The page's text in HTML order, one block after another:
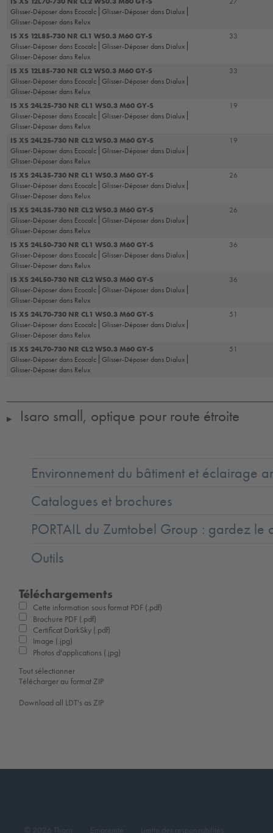
Glisser-Déposer dans Ecocalc Glisser-Déposer dans Dialux
Glisser-Déposer dans Relux
IS XS 12L85-730 NR CL1 WS0.3 M60 GY-S
Glisser-Déposer dans Ecocalc Glisser-Déposer dans Dialux
Glisser-Déposer dans Relux
33
IS XS 12L85-730 NR CL2 WS0.3 M60 GY-S
Glisser-Déposer dans Ecocalc Glisser-Déposer dans Dialux
Glisser-Déposer dans Relux
33
IS XS 24L25-730 NR CL1 WS0.3 M60 GY-S
Glisser-Déposer dans Ecocalc Glisser-Déposer dans Dialux
Glisser-Déposer dans Relux
19
IS XS 24L25-730 NR CL2 WS0.3 M60 GY-S
Glisser-Déposer dans Ecocalc Glisser-Déposer dans Dialux
Glisser-Déposer dans Relux
19
IS XS 24L35-730 NR CL1 WS0.3 M60 GY-S
Glisser-Déposer dans Ecocalc Glisser-Déposer dans Dialux
Glisser-Déposer dans Relux
26
IS XS 24L35-730 NR CL2 WS0.3 M60 GY-S
Glisser-Déposer dans Ecocalc Glisser-Déposer dans Dialux
Glisser-Déposer dans Relux
26
IS XS 24L50-730 NR CL1 WS0.3 M60 GY-S
Glisser-Déposer dans Ecocalc Glisser-Déposer dans Dialux
Glisser-Déposer dans Relux
36
IS XS 24L50-730 NR CL2 WS0.3 M60 GY-S
Glisser-Déposer dans Ecocalc Glisser-Déposer dans Dialux
Glisser-Déposer dans Relux
36
IS XS 24L70-730 NR CL1 WS0.3 M60 GY-S
Glisser-Déposer dans Ecocalc Glisser-Déposer dans Dialux
Glisser-Déposer dans Relux
51
IS XS 24L70-730 NR CL2 WS0.3 M60 GY-S
Glisser-Déposer dans Ecocalc Glisser-Déposer dans Dialux
Glisser-Déposer dans Relux
51
▶ Isaro small, optique pour route étroite
Environnement du bâtiment et éclairage
Catalogues et brochures
PORTAIL du Zumtobel Group : gardez le
Outils
Téléchargements
Cette information sous format PDF (.pdf)
Brochure PDF (.pdf)
Certificat DarkSky (.pdf)
Image (.jpg)
Photos d'applications (.jpg)
Tout sélectionner
Télécharger au format ZIP
Download all LDT's as ZIP